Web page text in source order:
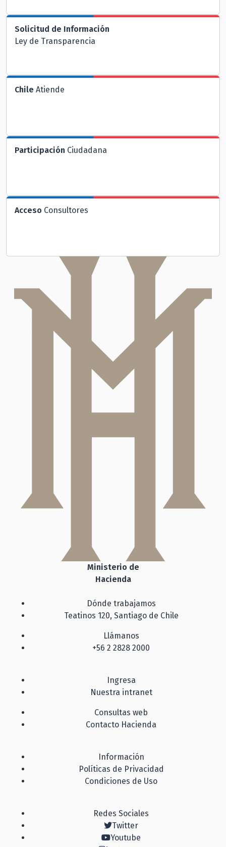
Solicitud de Información
Ley de Transparencia
Chile Atiende
Participación Ciudadana
Acceso Consultores
Ministerio de
Hacienda
Dónde trabajamos
Teatinos 120, Santiago de Chile
Llámanos
+56 2 2828 2000
Ingresa
Nuestra intranet
Consultas web
Contacto Hacienda
Información
Políticas de Privacidad
Condiciones de Uso
Redes Sociales
Twitter
Youtube